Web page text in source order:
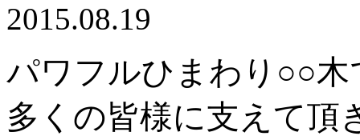
2015.08.19
パワフルひまわり○○木
多くの皆様に支えて頂